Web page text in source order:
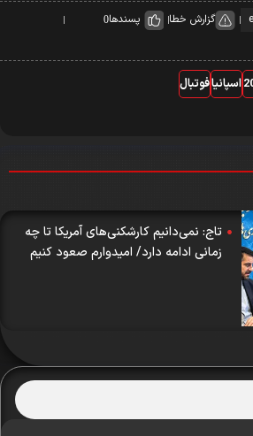
گزارش خطا پسندها0
اسپانیافوتبال
تاج: نمی‌دانیم کارشکنی‌های آمریکا تا چه
زمانی ادامه دارد/ امیدوارم صعود کنیم